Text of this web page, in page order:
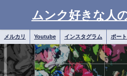
ムンク好きな人
メルカリ Youtube インスタグラム ポー